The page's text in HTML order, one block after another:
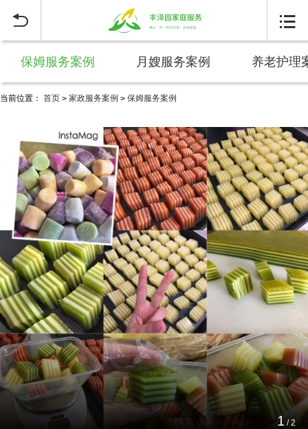
 
保姆服务案例 月嫂服务案例 养老护理
当前位置： 首页 > 家政服务案例 > 保姆服务案例
1 /2
家政保洁黄埔区公司保洁服务案例
2024-11-05 19:08:50
【联系方式】：拨打黄埔区全天服务家政公司查询电话199-